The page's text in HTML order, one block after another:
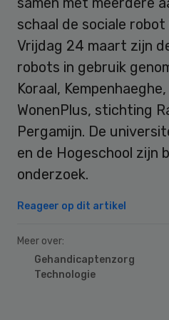
schaal de sociale
Vrijdag 24 maart zijn
robots in gebruik
Koraal,
WonenPlus, stichting
Pergamijn. De
en de Hogeschool zijn
onderzoek.
Reageer op dit artikel
Meer over:
Gehandicaptenzorg
Technologie